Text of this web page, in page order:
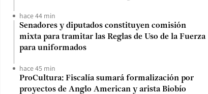
hace 44 min
Senadores y diputados constituyen comisión
mixta para tramitar las Reglas de Uso de la Fuerza
para uniformados
hace 45 min
ProCultura: Fiscalía sumará formalización por
proyectos de Anglo American y arista Biobío